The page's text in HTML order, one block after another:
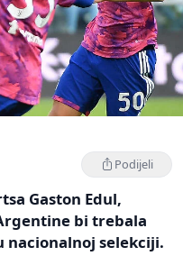
Podijeli
Gaston Edul,
bi trebala
selekciji.